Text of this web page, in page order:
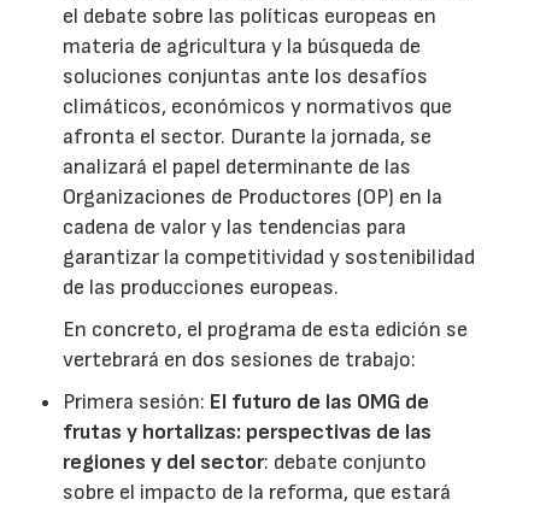
el debate sobre las políticas europeas en
materia de agricultura y la búsqueda de
soluciones conjuntas ante los desafíos
climáticos, económicos y normativos que
afronta el sector. Durante la jornada, se
analizará el papel determinante de las
Organizaciones de Productores (OP) en la
cadena de valor y las tendencias para
garantizar la competitividad y sostenibilidad
de las producciones europeas.
En concreto, el programa de esta edición se
vertebrará en dos sesiones de trabajo:
Primera sesión: El futuro de las OMG de
frutas y hortalizas: perspectivas de las
regiones y del sector: debate conjunto
sobre el impacto de la reforma, que estará